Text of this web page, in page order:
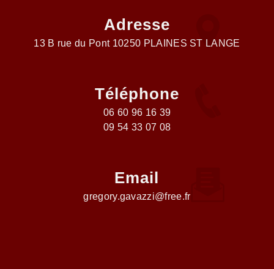
Adresse
13 B rue du Pont 10250 PLAINES ST LANGE
Téléphone
06 60 96 16 39
09 54 33 07 08
Email
gregory.gavazzi@free.fr